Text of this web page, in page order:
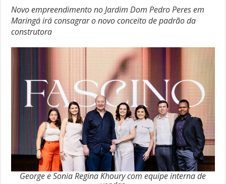
Novo empreendimento no Jardim Dom Pedro Peres em
Maringá irá consagrar o novo conceito de padrão da
construtora
George e Sonia Regina Khoury com equipe interna de